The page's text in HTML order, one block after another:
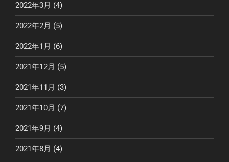
2022年3月 (4)
2022年2月 (5)
2022年1月 (6)
2021年12月 (5)
2021年11月 (3)
2021年10月 (7)
2021年9月 (4)
2021年8月 (4)